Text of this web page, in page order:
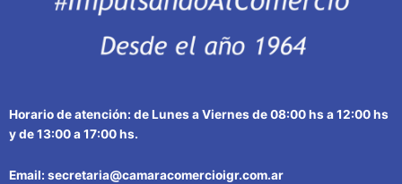
Horario de atención: de Lunes a Viernes de 08:00 hs a 12:00 hs
y de 13:00 a 17:00 hs.
Email: secretaria@camaracomercioigr.com.ar